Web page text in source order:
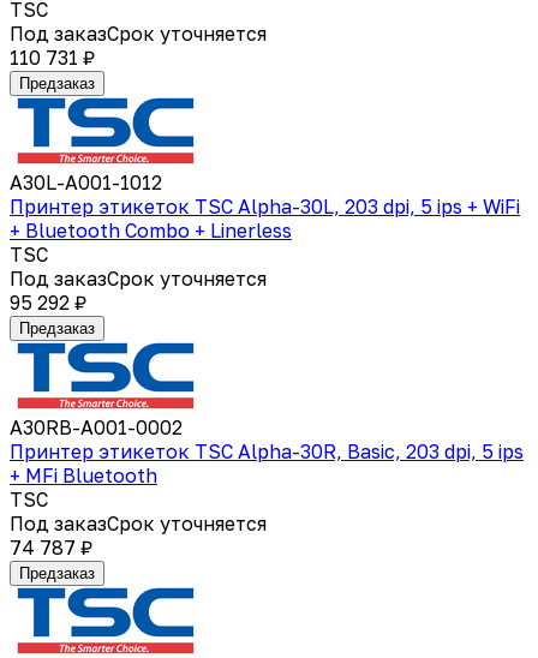
TSC
Под заказСрок уточняется
110 731 ₽
Предзаказ
A30L-A001-1012
Принтер этикеток TSC Alpha-30L, 203 dpi, 5 ips + WiFi
+ Bluetooth Combo + Linerless
TSC
Под заказСрок уточняется
95 292 ₽
Предзаказ
A30RB-A001-0002
Принтер этикеток TSC Alpha-30R, Basic, 203 dpi, 5 ips
+ MFi Bluetooth
TSC
Под заказСрок уточняется
74 787 ₽
Предзаказ